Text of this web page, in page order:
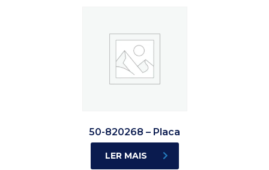
50-820268 – Placa
LER MAIS